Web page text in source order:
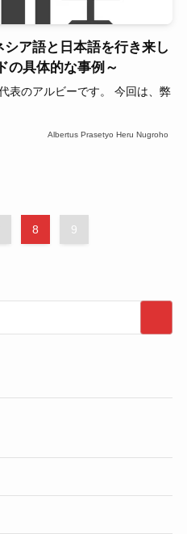
シア語と日本語を行き来し
の具体的な事例～
表のアルビーです。 今回は、弊
Albertus Prasetyo Heru Nugroho
8 9